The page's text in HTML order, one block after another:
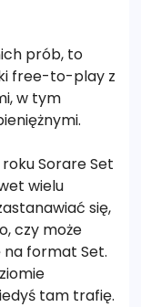
prób, to
free-to-play z
w tym
Sorare Set
wielu
się,
czy może
na format Set.
tam trafię.